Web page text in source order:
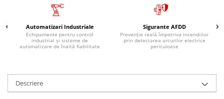
Convertizoare frecvenţă
Invertoare (Convertizoare)
Accesorii convertizoare frecventa
Senzori inductivi
Automatizari Industriale
Echipamente pentru control
industrial și sisteme de
automatizare de înaltă fiabilitate
Sigurante AFDD
Prevenție reală împotriva incendiilor
prin detectarea arcurilor electrice
periculoase
Descriere